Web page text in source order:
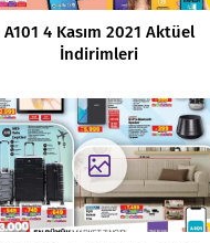
A101 4 Kasım 2021 Aktüel
İndirimleri